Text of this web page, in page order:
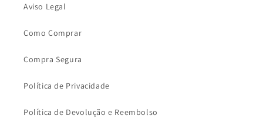
Aviso Legal
Como Comprar
Compra Segura
Política de Privacidade
Política de Devolução e Reembolso